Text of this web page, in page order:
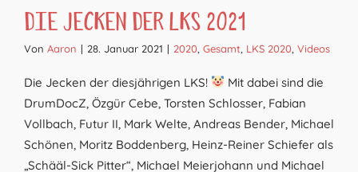
Die Jecken der LKS 2021
Von Aaron | 28. Januar 2021 | 2020 Gesamt LKS 2020 Videos
Die Jecken der diesjährigen LKS!
Mit dabei sind die
DrumDocZ, Özgür Cebe, Torsten Schlosser, Fabian
Vollbach, Futur II, Mark Welte, Andreas Bender, Michael
Schönen, Moritz Boddenberg, Heinz-Reiner Schiefer als
„Schääl-Sick Pitter“, Michael Meierjohann und Michael